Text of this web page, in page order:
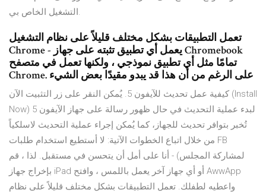
التشغيل الخاص بي.
تعمل التطبيقات بشكل مختلف قليلاً على نظام التشغيل
Chrome - يعمل أي تطبيق تثبته على جهاز Chromebook
تمامًا مثل أي تطبيق نموذجي ، ولكنها تعمل في متصفح
Chrome. على الرغم من أن هذا قد يبدو مقيدًا بعض الشيء
كيفية عمل تحديث للآيفون 5. يُمكن النقر على زر التثبيت الآن (Install
Now) لبدء عملية التحديث في حال ظهور رسالة على جهاز الآيفون 5
تُخبر بتوافر تحديث للجهاز، كما يُمكن إجراء عملية التحديث لاسلكياً
من خلال اتباع الخطوات الآتية: لا أستطيع استخدام طلبات FB
لمشاركة المجلس) - أنا على أمل أن يتحسن في مستقبل. لذا ، قم
بإخراج جهاز iPad أو أي جهاز آخر يعمل باللمس ، وافتح AwwApp
واعطيه لطفلك. تعمل التطبيقات بشكل مختلف قليلاً على نظام